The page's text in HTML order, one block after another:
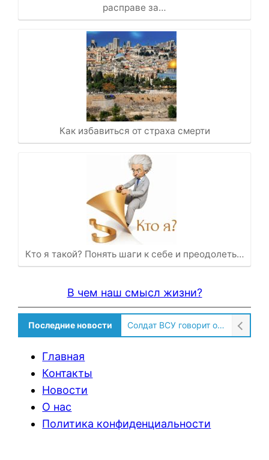
расправе за…
Как избавиться от страха смерти
Кто я такой? Понять шаги к себе и преодолеть…
В чем наш смысл жизни?
Последние новости Солдат ВСУ говорит о том, чтобы продавали топливо для ремонта техники в Угледаре
Главная
Контакты
Новости
О нас
Политика конфиденциальности